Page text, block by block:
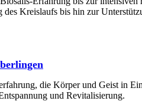
des Kreislaufs bis hin zur
die Körper und Geist in
und Revitalisierung.